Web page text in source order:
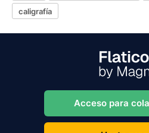
caligrafía
Acceso para